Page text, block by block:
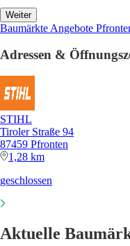
Weiter
Baumärkte Angebote
Adressen &
STIHL
Tiroler Straße 94
87459 Pfronten
1,28 km
geschlossen
Aktuelle